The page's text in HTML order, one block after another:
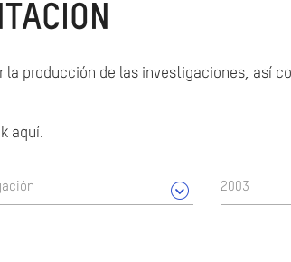
la producción de las investigaciones, así
aquí.
2003